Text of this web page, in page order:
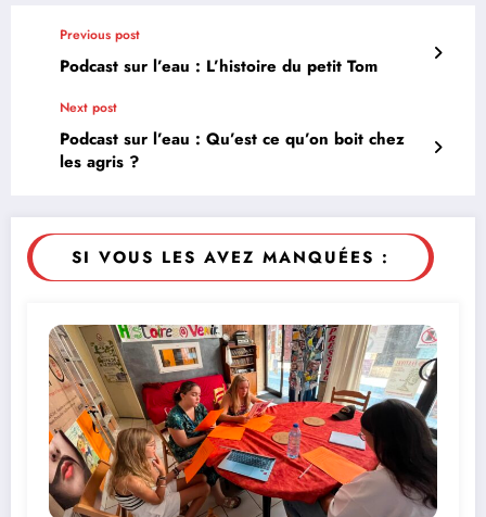
Previous post
Podcast sur l’eau : L’histoire du petit Tom
Next post
Podcast sur l’eau : Qu’est ce qu’on boit chez
les agris ?
SI VOUS LES AVEZ MANQUÉES :